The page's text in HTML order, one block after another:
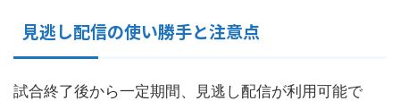
見逃し配信の使い勝手と注意点
試合終了後から一定期間、見逃し配信が利用可能で